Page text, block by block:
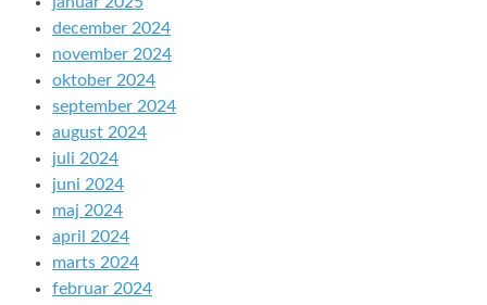
december 2024
november 2024
oktober 2024
september 2024
august 2024
juli 2024
juni 2024
maj 2024
april 2024
marts 2024
februar 2024